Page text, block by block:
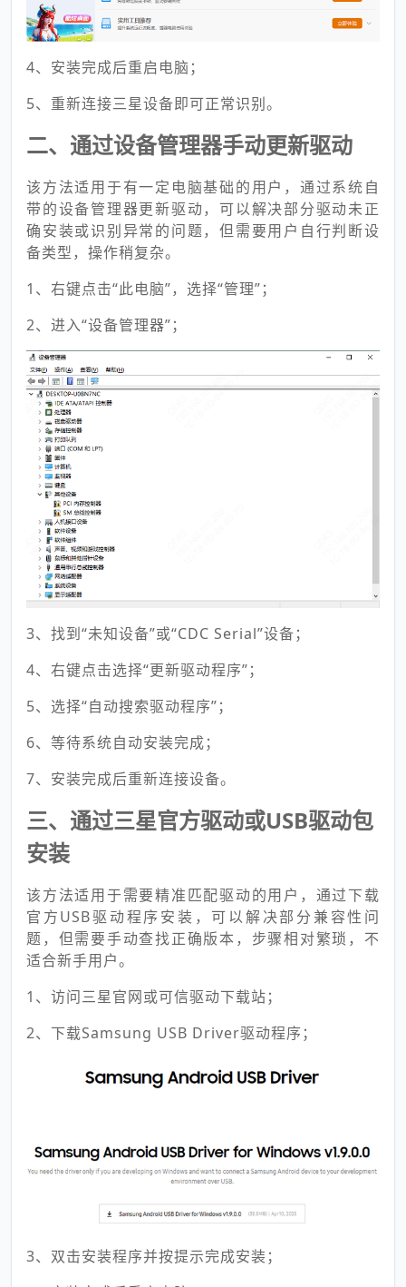
4、安装完成后重启电脑；
5、重新连接三星设备即可正常识别。
二、通过设备管理器手动更新驱动
该方法适用于有一定电脑基础的用户，通过系统自
带的设备管理器更新驱动，可以解决部分驱动未正
确安装或识别异常的问题，但需要用户自行判断设
备类型，操作稍复杂。
1、右键点击“此电脑”，选择“管理”；
2、进入“设备管理器”；
3、找到“未知设备”或“CDC Serial”设备；
4、右键点击选择“更新驱动程序”；
5、选择“自动搜索驱动程序”；
6、等待系统自动安装完成；
7、安装完成后重新连接设备。
三、通过三星官方驱动或USB驱动包
安装
该方法适用于需要精准匹配驱动的用户，通过下载
官方USB驱动程序安装，可以解决部分兼容性问
题，但需要手动查找正确版本，步骤相对繁琐，不
适合新手用户。
1、访问三星官网或可信驱动下载站；
2、下载Samsung USB Driver驱动程序；
3、双击安装程序并按提示完成安装；